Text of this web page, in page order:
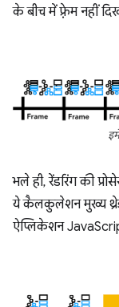
के बीच में फ़्रेम नहीं
भले ही, रेंडरिंग की
ये कैलकुलेशन मुख्य
ऐप्लिकेशन